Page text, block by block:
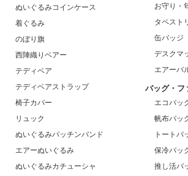
ぬいぐるみコインケース
着ぐるみ
のぼり旗
西陣織りベアー
テディベア
テディベアストラップ
椅子カバー
リュック
ぬいぐるみパッチンバンド
エアーぬいぐるみ
ぬいぐるみカチューシャ
お守り・
タペスト
缶バッジ
デスクマ
エアーバ
バッグ・フ
エコバッ
帆布バッ
トートバ
保冷バッ
推し活バ